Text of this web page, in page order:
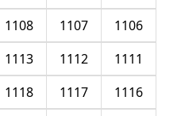
1106
1107
1108
1111
1112
1113
1116
1117
1118